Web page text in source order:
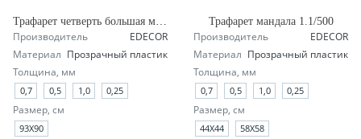
Производитель
EDECOR
Материал Прозрачный пластик
Толщина, мм
0,7 0,5 1,0 0,25
Размер, см
93X90
Трафарет мандала 1.1/500
Производитель
EDECOR
Материал Прозрачный пластик
Толщина, мм
0,7 0,5 1,0 0,25
Размер, см
44X44 58X58